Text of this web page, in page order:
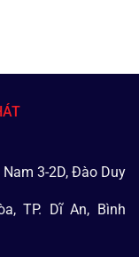
3-2D, Đào Duy
TP. Dĩ An, Bình